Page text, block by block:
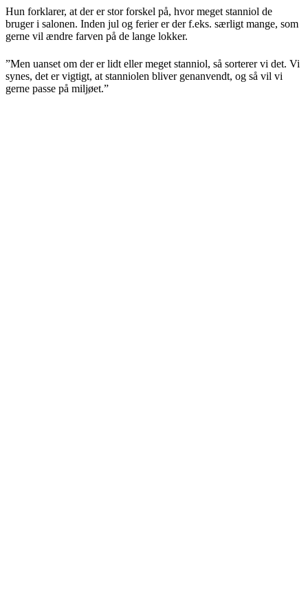
Hun forklarer, at der er stor forskel på, hvor meget stanniol de
bruger i salonen. Inden jul og ferier er der f.eks. særligt mange, som
gerne vil ændre farven på de lange lokker.
”Men uanset om der er lidt eller meget stanniol, så sorterer vi det. Vi
synes, det er vigtigt, at stanniolen bliver genanvendt, og så vil vi
gerne passe på miljøet.”